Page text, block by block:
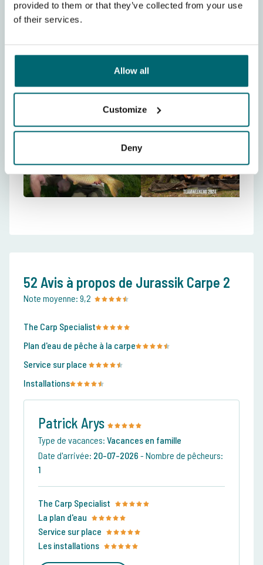
provided to them or that they’ve collected from your use
of their services.
Allow all
Customize
Deny
52 Avis à propos de Jurassik Carpe 2
Note moyenne: 9,2
The Carp Specialist
Plan d'eau de pêche à la carpe
Service sur place
Installations
Patrick Arys
Type de vacances: Vacances en famille
Date d'arrivée: 20-07-2026 - Nombre de pêcheurs:
1
The Carp Specialist
La plan d'eau
Service sur place
Les installations